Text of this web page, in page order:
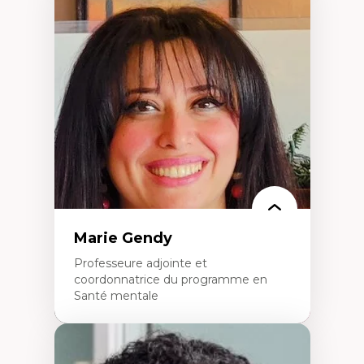
Expertises
Les apports pédagogiques des théories de
l'affect, du posthumanisme, du féminisme
dans l'éducation aux sciences
L'apprentissage des sciences/STIM dans une
perspective socioécologique de care
L’insertion professionnelle des
enseignant.e.s
Marie Gendy
Professeure adjointe et
coordonnatrice du programme en
Santé mentale
Expertises